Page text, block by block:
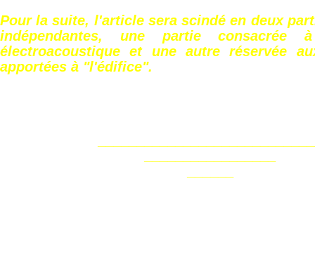
Pour la suite, l'article sera scindé en deux
indépendantes, une partie consacrée
électroacoustique et une autre réservée
apportées à "l'édifice".